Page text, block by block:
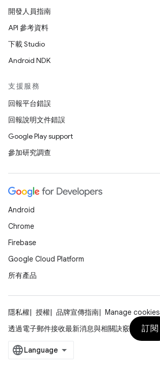
開發人員指南
API 參考資料
下載 Studio
Android NDK
支援服務
回報平台錯誤
回報說明文件錯誤
Google Play support
參加研究調查
Android
Chrome
Firebase
Google Cloud Platform
所有產品
隱私權 授權 品牌宣傳指南
Manage cookies
透過電子郵件接收最新消息與相關訣竅
訂閱